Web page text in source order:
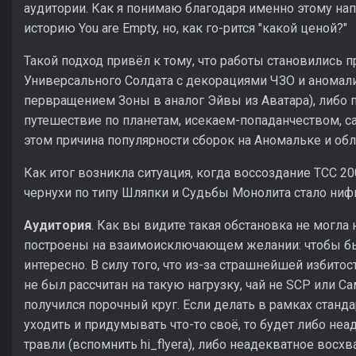
аудитории. Как я понимаю благодаря именно этому
историю You are Empty, но, как го-рится "какой ценой?"
Такой подход привёл к тому, что работы становились
Универсального Солдата с декорациями ЧЗО и
первращением Зоны в аналог Эйвы из Аватара), либо
путешествие по планетам, исекаем-попаданчеством,
этом причина популярности сборок на Аномальке и
Как итог возникла ситуация, когда воссоздание ТСС
чернухи по типу Шляпки и Судьбы Монолита стало
Аудитория. Как вы видите такая обстановка не
построены на взаимоисключающем желании: чтобы
интересно. В силу того, что из-за страшнейшей
не был рассчитан на такую нагрузку, чай не SCP или
получился порочный круг. Если делать в рамках
уходить и придумывать что-то своё, то будет либо
травли (вспомнить hi_flyerа), либо неадекватное